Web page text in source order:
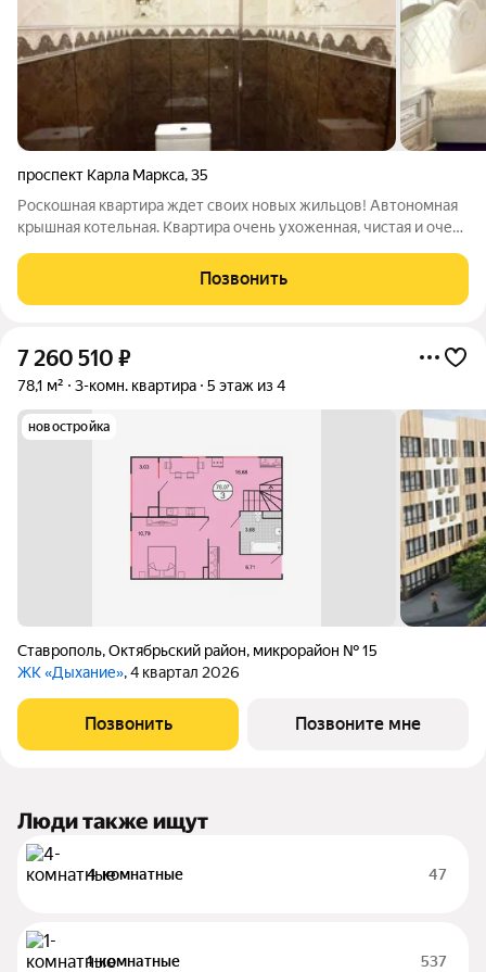
проспект Карла Маркса,35
Роскошная квартира ждет своих новых жильцов! Автономная
крышная котельная. Квартира очень ухоженная, чистая и очень
искусство. Вся мебель из дорого дерева,все что на фото
остается в
Позвонить
7 260 510 ₽
78,1 м² 3-комн. квартира 5 этаж из 4
новостройка
Ставрополь,Октябрьский район, микрорайон № 15
ЖК «Дыхание», 4 квартал 2026
Позвонить Позвоните мне
Люди также ищут
4-комнатные 47
1-комнатные 537